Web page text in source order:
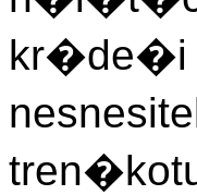
kr�de�i